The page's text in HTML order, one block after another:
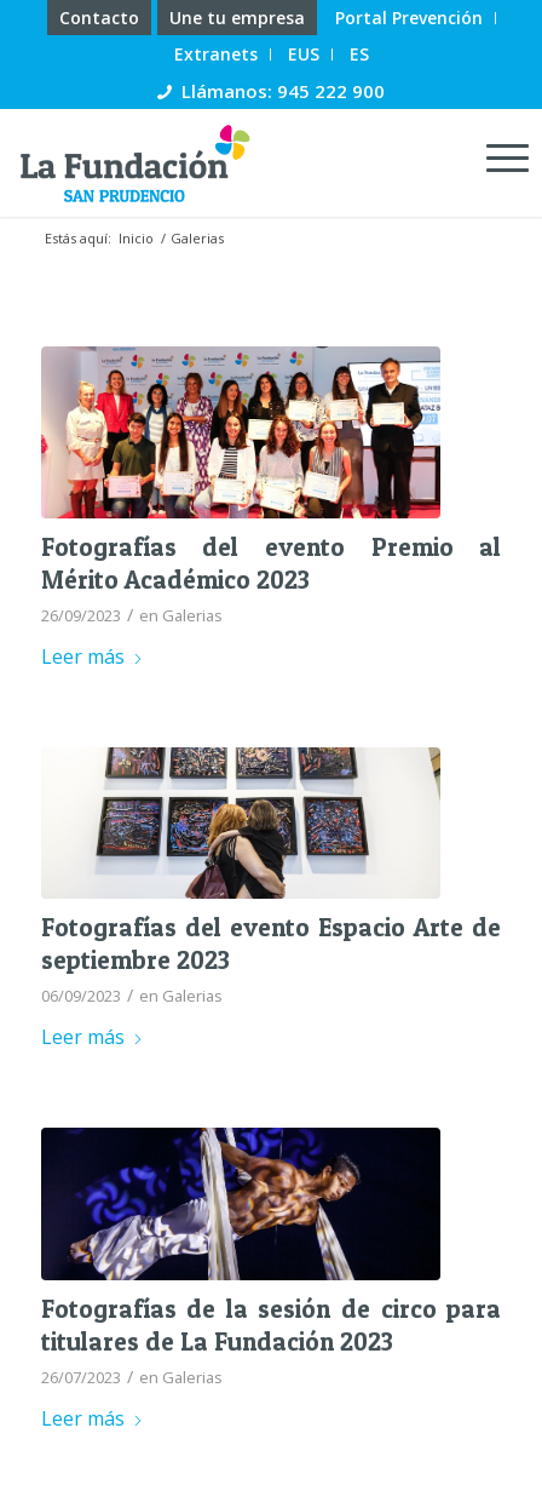
Contacto Une tu empresa
Portal Prevención
Extranets
EUS ES
Llámanos: 945 222 900
Estás aquí: Inicio / Galerias
Fotografías del evento Premio al
Mérito Académico 2023
26/09/2023 / en Galerias
Leer más
Fotografías del evento Espacio Arte de
septiembre 2023
06/09/2023 / en Galerias
Leer más
Fotografías de la sesión de circo para
titulares de La Fundación 2023
26/07/2023 / en Galerias
Leer más